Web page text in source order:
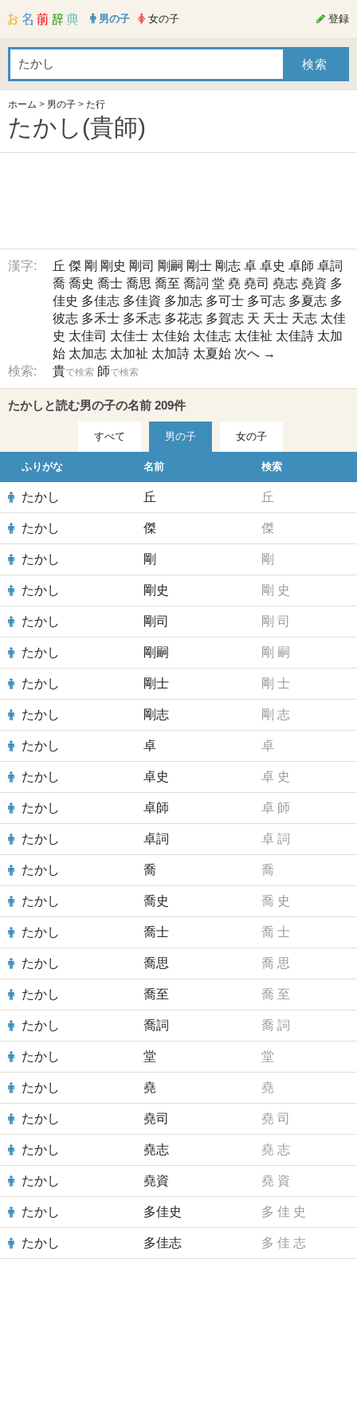
男の子 女の子 登録
ホーム > 男の子 > た行
たかし(貴師)
漢字: 丘 傑 剛 剛史 剛司 剛嗣 剛士 剛志 卓 卓史 卓師 卓詞
喬 喬史 喬士 喬思 喬至 喬詞 堂 堯 堯司 堯志 堯資 多
佳史 多佳志 多佳資 多加志 多可士 多可志 多夏志 多
彼志 多禾士 多禾志 多花志 多賀志 天 天士 天志 太佳
史 太佳司 太佳士 太佳始 太佳志 太佳祉 太佳詩 太加
始 太加志 太加祉 太加詩 太夏始 次へ →
検索:
貴で検索 師で検索
たかしと読む男の子の名前 209件
すべて 男の子 女の子
ふりがな 名前 検索
たかし 丘 丘
たかし 傑 傑
たかし 剛 剛
たかし 剛史 剛 史
たかし 剛司 剛 司
たかし 剛嗣 剛 嗣
たかし 剛士 剛 士
たかし 剛志 剛 志
たかし 卓 卓
たかし 卓史 卓 史
たかし 卓師 卓 師
たかし 卓詞 卓 詞
たかし 喬 喬
たかし 喬史 喬 史
たかし 喬士 喬 士
たかし 喬思 喬 思
たかし 喬至 喬 至
たかし 喬詞 喬 詞
たかし 堂 堂
たかし 堯 堯
たかし 堯司 堯 司
たかし 堯志 堯 志
たかし 堯資 堯 資
たかし 多佳史 多 佳 史
たかし 多佳志 多 佳 志